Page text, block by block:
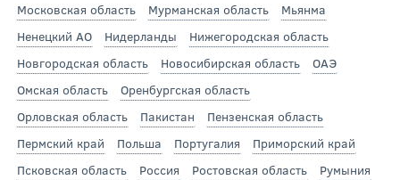
Московская область
Мурманская область
Мьянма
Ненецкий АО
Нидерланды
Нижегородская область
Новгородская область
Новосибирская область
ОАЭ
Омская область
Оренбургская область
Орловская область
Пакистан
Пензенская область
Пермский край
Польша Португалия
Приморский край
Псковская область
Россия Ростовская область
Румыния